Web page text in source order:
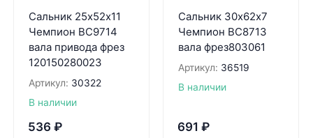
Сальник 25х52х11
Чемпион BC9714
вала привода фрез
120150280023
Артикул: 30322
В наличии
536 ₽
Сальник 30х62х7
Чемпион BC8713
вала фрез803061
Артикул: 36519
В наличии
691 ₽